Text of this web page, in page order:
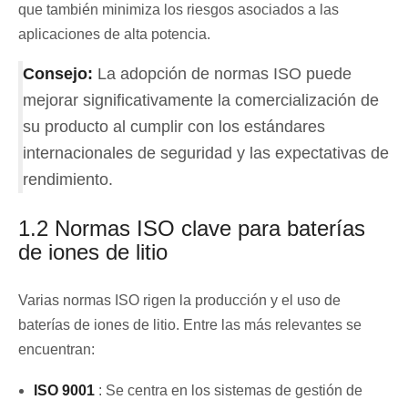
que también minimiza los riesgos asociados a las
aplicaciones de alta potencia.
Consejo: La adopción de normas ISO puede
mejorar significativamente la comercialización de
su producto al cumplir con los estándares
internacionales de seguridad y las expectativas de
rendimiento.
1.2 Normas ISO clave para baterías
de iones de litio
Varias normas ISO rigen la producción y el uso de
baterías de iones de litio. Entre las más relevantes se
encuentran:
ISO 9001 : Se centra en los sistemas de gestión de